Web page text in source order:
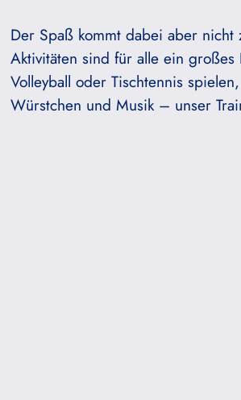
Der Spaß kommt dabei aber
Aktivitäten sind für alle ein
Volleyball oder Tischtennis
Würstchen und Musik – unser